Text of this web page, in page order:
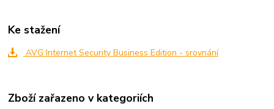
Ke stažení
AVG Internet Security Business Edition - srovnání
Zboží zařazeno v kategoriích